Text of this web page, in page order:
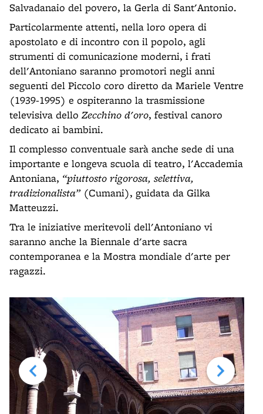
Salvadanaio del povero, la Gerla di Sant'Antonio.
Particolarmente attenti, nella loro opera di
apostolato e di incontro con il popolo, agli
strumenti di comunicazione moderni, i frati
dell'Antoniano saranno promotori negli anni
seguenti del Piccolo coro diretto da Mariele Ventre
(1939-1995) e ospiteranno la trasmissione
televisiva dello Zecchino d'oro, festival canoro
dedicato ai bambini.
Il complesso conventuale sarà anche sede di una
importante e longeva scuola di teatro, l'Accademia
Antoniana, “piuttosto rigorosa, selettiva,
tradizionalista”(Cumani), guidata da Gilka
Matteuzzi.
Tra le iniziative meritevoli dell'Antoniano vi
saranno anche la Biennale d'arte sacra
contemporanea e la Mostra mondiale d'arte per
ragazzi.